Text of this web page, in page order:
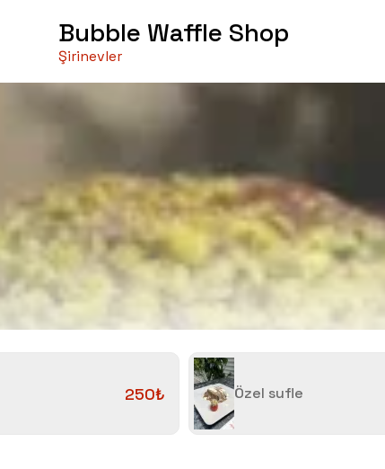
Bubble Waffle Shop
Şirinevler
250₺ Özel sufle